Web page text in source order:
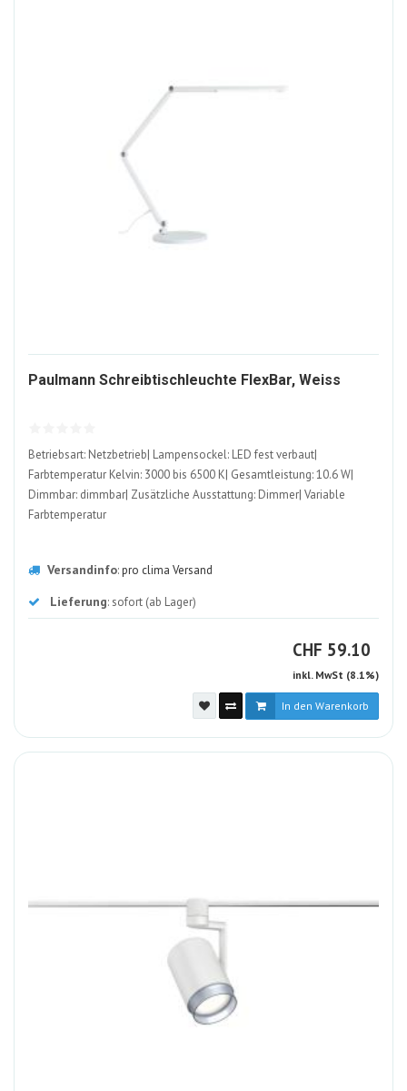
Paulmann Schreibtischleuchte FlexBar, Weiss
Betriebsart: Netzbetrieb| Lampensockel: LED fest verbaut|
Farbtemperatur Kelvin: 3000 bis 6500 K| Gesamtleistung: 10.6 W|
Dimmbar: dimmbar| Zusätzliche Ausstattung: Dimmer| Variable
Farbtemperatur
Versandinfo:pro clima Versand
Lieferung: sofort (ab Lager)
CHF CHF
59.10
inkl. MwSt (8.1%)
In den Warenkorb